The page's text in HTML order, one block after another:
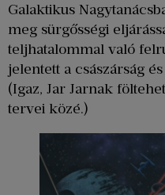
Galaktikus
meg sürgősségi
teljhatalommal való
jelentett a császárság
(Igaz, Jar Jarnak
tervei közé.)